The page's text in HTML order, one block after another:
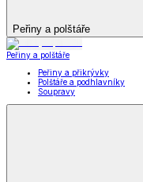
Peřiny a polštáře
Peřiny a polštáře
Peřiny a přikrývky
Polštáře a podhlavníky
Soupravy